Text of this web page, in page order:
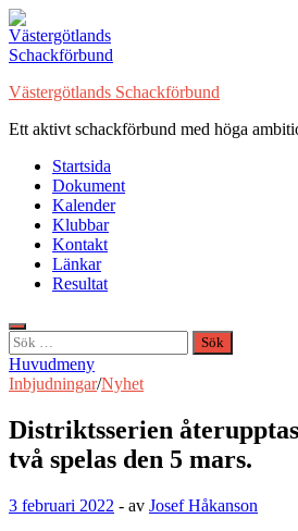
Hoppa
till
innehåll
Västergötlands Schackförbund
Ett aktivt schackförbund med höga
Startsida
Dokument
Kalender
Klubbar
Kontakt
Länkar
Resultat
Sök
efter:
Huvudmeny
Inbjudningar/Nyhet
Distriktsserien
två spelas den 5 mars.
3 februari 2022 - av Josef Håkanson